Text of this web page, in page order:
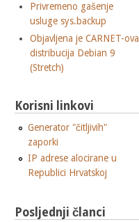
Privremeno gašenje
usluge sys.backup
Objavljena je CARNET-ova
distribucija Debian 9
(Stretch)
Korisni linkovi
Generator "čitljivih"
zaporki
IP adrese alocirane u
Republici Hrvatskoj
Posljednji članci